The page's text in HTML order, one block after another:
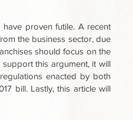
proven futile. A recent
the business sector, due
should focus on the
this argument, it will
enacted by both
bill. Lastly, this article will